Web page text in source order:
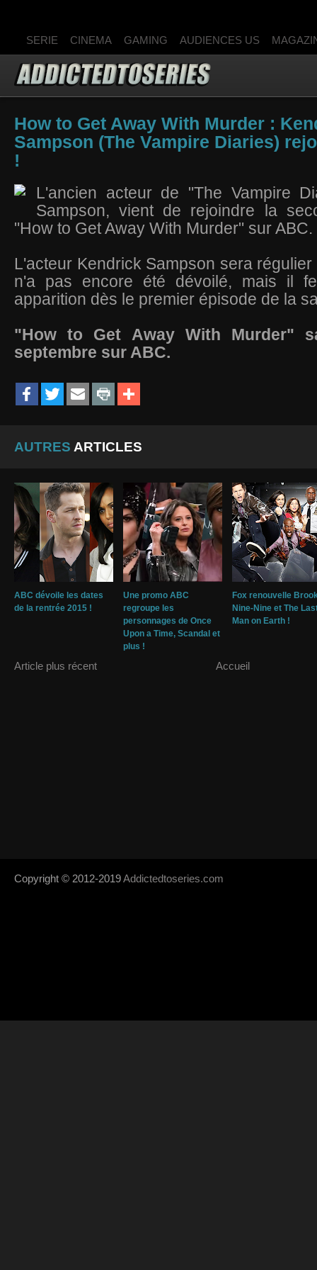
SERIE CINEMA GAMING AUDIENCES US
How to Get Away With Murder :
Sampson (The Vampire Diaries)
!
L'ancien acteur de "The Vampire
Sampson, vient de rejoindre la
"How to Get Away With Murder" sur ABC.
L'acteur Kendrick Sampson sera
n'a pas encore été dévoilé, mais il
apparition dès le premier épisode de la
"How to Get Away With Murder"
septembre sur ABC.
AUTRES ARTICLES
ABC dévoile les dates
de la rentrée 2015 !
Une promo ABC
regroupe les
personnages de Once
Upon a Time, Scandal et
plus !
Fox renouvelle
Nine-Nine et The
Man on Earth !
Article plus récent Accueil
Copyright © 2012-2019Addictedtoseries.com